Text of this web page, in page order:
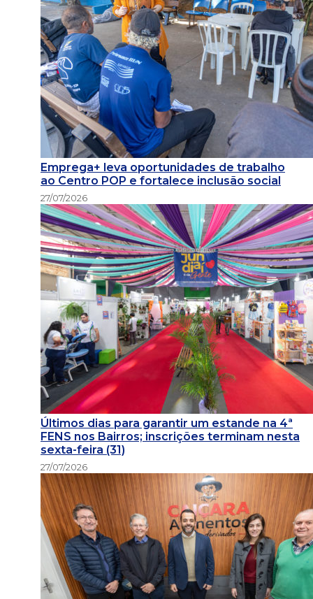
Emprega+ leva oportunidades de trabalho
ao Centro POP e fortalece inclusão social
27/07/2026
Últimos dias para garantir um estande na 4ª
FENS nos Bairros; inscrições terminam nesta
sexta-feira (31)
27/07/2026